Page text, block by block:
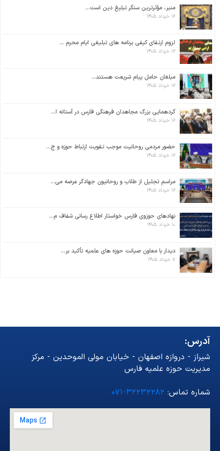
منبر، مؤثرترین سنگر تبلیغ دین است...
۱۶ خرداد ۱۴۰۵
لزوم ارتقای کیفی برنامه های تبلیغی ایام محرم ...
۱۶ خرداد ۱۴۰۵
مبلغان حامل پیام شریعت هستند...
۱۶ خرداد ۱۴۰۵
گردهمایی بزرگ مجاهدان فرهنگی فارس در آستانه ا...
۱۶ خرداد ۱۴۰۵
حضور مردمی روحانیت موجب تقویت ارتباط حوزه و ج...
۱۶ خرداد ۱۴۰۵
مراسم تجلیل از طلاب و روحانیون جهادگر عرصه می...
۱۶ خرداد ۱۴۰۵
نهادهای حوزوی فارس خواستار اطلاع رسانی شفاف م...
۱۰ خرداد ۱۴۰۵
دیدار با معاون صیانت حوزه های علمیه تأکید بر...
۷ خرداد ۱۴۰۵
آدرس:
شیراز - دروازه اصفهان - خیابان مولی الموحدین - مرکز
مدیریت حوزه علمیه فارس
شماره تماس: ۳۲۲۳۲۲۸۲-۰۷۱